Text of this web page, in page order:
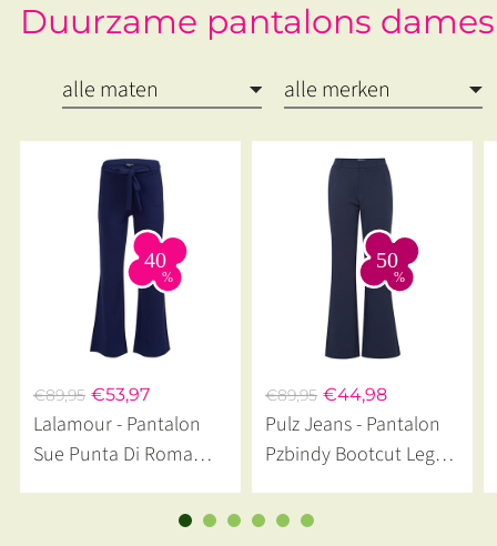
Duurzame pantalons dames
€89,95 €53,97
Lalamour - Pantalon
Sue Punta Di Roma
€89,95 €44,98
Pulz Jeans - Pantalon
Pzbindy Bootcut Leg